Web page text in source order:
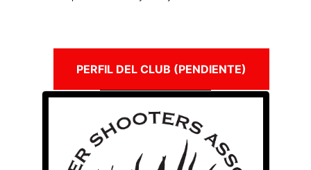
PERFIL DEL CLUB (PENDIENTE)